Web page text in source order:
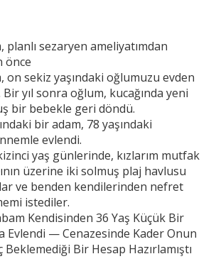
planlı sezaryen ameliyatımdan
önce
on sekiz yaşındaki oğlumuzu evden
Bir yıl sonra oğlum, kucağında yeni
bir bebekle geri döndü.
bir adam, 78 yaşındaki
evlendi.
yaş günlerinde, kızlarım mutfak
üzerine iki solmuş plaj havlusu
ve benden kendilerinden nefret
istediler.
Kendisinden 36 Yaş Küçük Bir
Evlendi — Cenazesinde Kader Onun
Beklemediği Bir Hesap Hazırlamıştı